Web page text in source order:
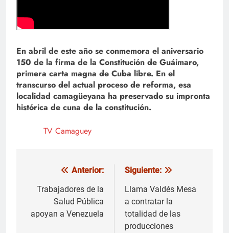
En abril de este año se conmemora el aniversario
150 de la firma de la Constitución de Guáimaro,
primera carta magna de Cuba libre. En el
transcurso del actual proceso de reforma, esa
localidad camagüeyana ha preservado su impronta
histórica de cuna de la constitución.
TV Camaguey
Navegación
de
entradas
Anterior:
Trabajadores de la
Salud Pública
apoyan a Venezuela
Siguiente:
Llama Valdés Mesa
a contratar la
totalidad de las
producciones